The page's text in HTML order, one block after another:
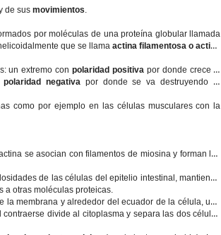
de sus movimientos.
por moléculas de una proteína globular llamada
que se llamaactina filamentosa o actina
un extremo conpolaridad positivapor donde crece el
polaridad negativapor donde se va destruyendo el
como por ejemplo en las células musculares con la
se asocian con filamentos de miosina y forman las
de las células del epitelio intestinal, mantienen
a otras moléculas proteicas.
la membrana y alrededor del ecuador de la célula, una
divide al citoplasma y separa las dos células